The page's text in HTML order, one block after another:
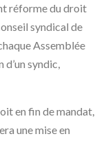
réforme du droit
syndical de
Assemblée
syndic,
en fin de mandat,
une mise en